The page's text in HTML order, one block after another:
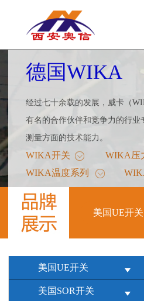
德国WIKA
经过七十余载的发展，威卡（
有名的合作伙伴和竞争力的行
测量方面的技术能力。
WIKA开关 WIKA压
WIKA温度系列
美国UE开关
美国UE开关
美国UE开关
美国SOR开关